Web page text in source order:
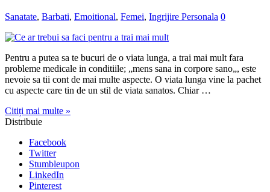
Sanatate, Barbati, Emoitional, Femei, Ingrijire Personala 0
Pentru a putea sa te bucuri de o viata lunga, a trai mai mult fara
probleme medicale in conditiile; „mens sana in corpore sano„, este
nevoie sa tii cont de mai multe aspecte. O viata lunga vine la pachet
cu aspecte care tin de un stil de viata sanatos. Chiar …
Citiți mai multe »
Distribuie
Facebook
Twitter
Stumbleupon
LinkedIn
Pinterest